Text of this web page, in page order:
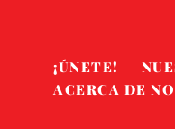
¡ÚNETE!
ACERCA DE